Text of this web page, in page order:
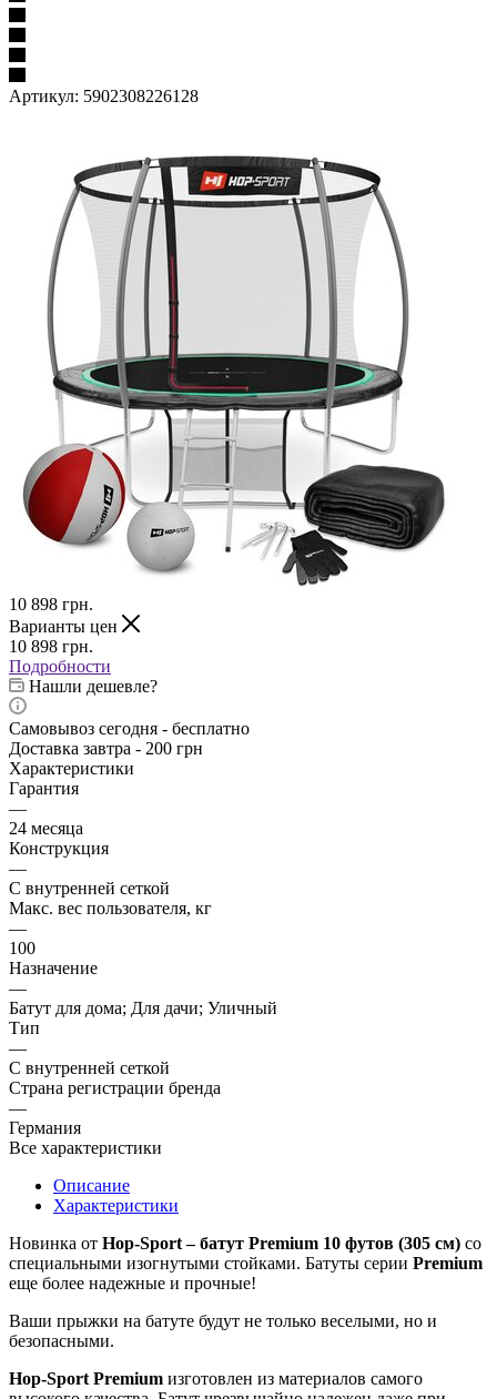
Артикул: 5902308226128
10 898 грн.
Варианты цен
10 898 грн.
Подробности
Нашли дешевле?
Самовывоз сегодня - бесплатно
Доставка завтра - 200 грн
Характеристики
Гарантия
—
24 месяца
Конструкция
—
С внутренней сеткой
Макс. вес пользователя, кг
—
100
Назначение
—
Батут для дома; Для дачи; Уличный
Тип
—
С внутренней сеткой
Страна регистрации бренда
—
Германия
Все характеристики
Описание
Характеристики
Новинка от Hop-Sport – батут Premium 10 футов (305 см) со
специальными изогнутыми стойками. Батуты серии Premium
еще более надежные и прочные!
Ваши прыжки на батуте будут не только веселыми, но и
безопасными.
Hop-Sport Premium изготовлен из материалов самого